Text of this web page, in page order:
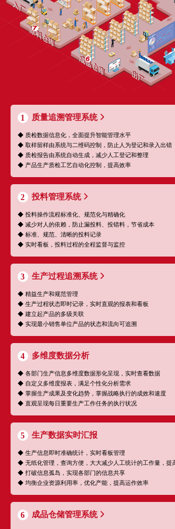
1 质量追溯管理系统
◆ 质检数据信息化，全面提升智能管理水平
◆ 取样留样由系统与二维码控制，防止人为登记和录入出错
◆ 质检报告由系统自动生成，减少人工登记和整理
◆ 产品生产质检工艺自动化控制，提高效率
2 投料管理系统
◆ 投料操作流程标准化、规范化与精确化
◆ 减少对人的依赖，防止漏投料、投错料，节省成本
◆ 标准、规范、清晰的投料记录
◆ 实时看板，投料过程的全程监督与监控
3 生产过程追溯系统
◆ 精益生产和规范管理
◆ 生产过程状态即时记录，实时直观的报表和看板
◆ 建立起产品的多级关联
◆ 实现最小销售单位产品的状态和流向可追溯
4 多维度数据分析
◆ 各部门生产信息多维度数据形化呈现，实时查看数据
◆ 自定义多维度报表，满足个性化分析需求
◆ 掌握生产成果及变化趋势，掌握战略执行的成效和速度
◆ 直观呈现每日重要生产工作任务的执行状况
5 生产数据实时汇报
◆ 生产信息即时准确统计，实时看板管理
◆ 无纸化管理，查询方便，大大减少人工统计的工作量，提
◆ 打破信息孤岛，实现各部门的信息共享
◆ 均衡企业资源利用率，优化产能，提高运作效率
6 成品仓储管理系统